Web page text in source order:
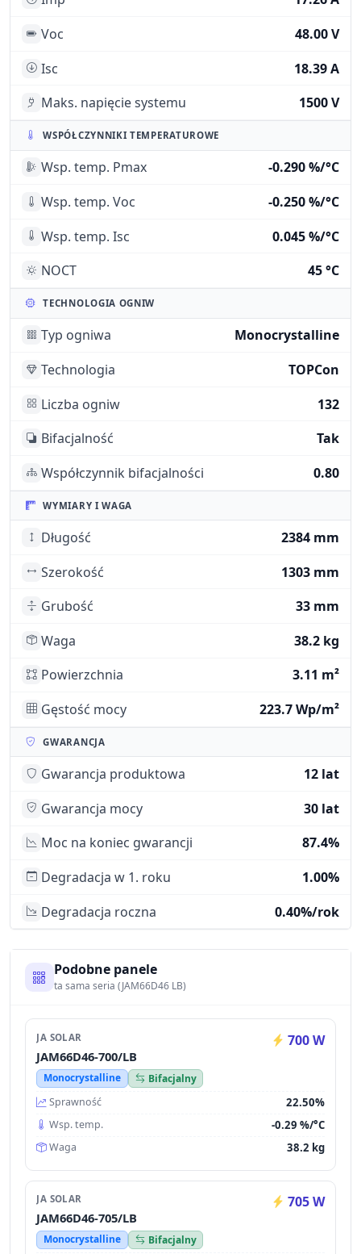
Voc
48.00 V
Isc
18.39 A
Maks. napięcie systemu
1500 V
WSPÓŁCZYNNIKI TEMPERATUROWE
Wsp. temp. Pmax
-0.290 %/°C
Wsp. temp. Voc
-0.250 %/°C
Wsp. temp. Isc
0.045 %/°C
NOCT
45 °C
TECHNOLOGIA OGNIW
Typ ogniwa
Monocrystalline
Technologia
TOPCon
Liczba ogniw
132
Bifacjalność
Tak
Współczynnik bifacjalności
0.80
WYMIARY I WAGA
Długość
2384 mm
Szerokość
1303 mm
Grubość
33 mm
Waga
38.2 kg
Powierzchnia
3.11 m²
Gęstość mocy
223.7 Wp/m²
GWARANCJA
Gwarancja produktowa
12 lat
Gwarancja mocy
30 lat
Moc na koniec gwarancji
87.4%
Degradacja w 1. roku
1.00%
Degradacja roczna
0.40%/rok
Podobne panele
ta sama seria (JAM66D46 LB)
JA SOLAR 700 W
JAM66D46-700/LB
Monocrystalline
Bifacjalny
Sprawność
22.50%
Wsp. temp. -0.29 %/°C
Waga 38.2 kg
JA SOLAR 705 W
JAM66D46-705/LB
Monocrystalline
Bifacjalny